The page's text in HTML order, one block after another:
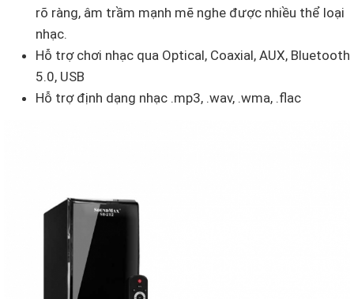
rõ ràng, âm trầm mạnh mẽ nghe được nhiều thể loại
nhạc.
Hỗ trợ chơi nhạc qua Optical, Coaxial, AUX, Bluetooth
5.0, USB
Hỗ trợ định dạng nhạc .mp3, .wav, .wma, .flac